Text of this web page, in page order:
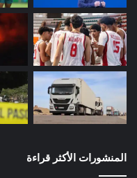
المنشورات الأكثر قراءة